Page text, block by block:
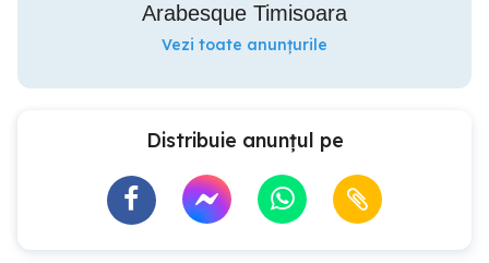
Arabesque Timisoara
Vezi toate anunțurile
Distribuie anunțul pe